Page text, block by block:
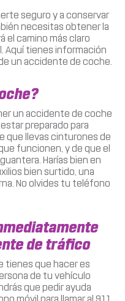
seguro y a conservar
necesitas obtener la
el camino más claro
Aquí tienes información
un accidente de coche.
un accidente de coche
preparado para
que llevas cinturones de
funcionen, y de que el
Harías bien en
bien surtido, una
No olvides tu teléfono
de tráfico
tienes que hacer es
de tu vehículo
que pedir ayuda